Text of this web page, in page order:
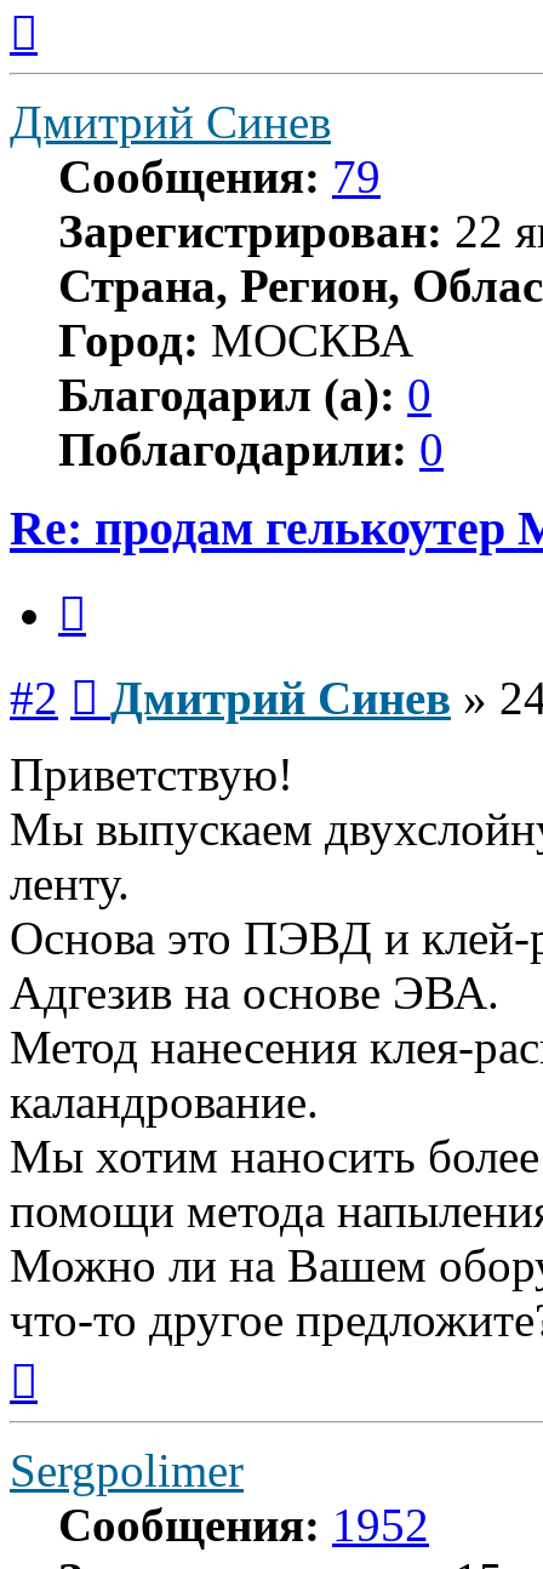
началу
Дмитрий Синев
Сообщения: 79
Зарегистрирован: 22
Страна, Регион,
Город: МОСКВА
Благодарил (а): 0
Поблагодарили: 0
Re: продам
#2 Дмитрий Синев »
Приветствую!
Мы выпускаем
ленту.
Основа это ПЭВД и клей-
Адгезив на основе ЭВА.
Метод нанесения клея-
каландрование.
Мы хотим наносить
помощи метода
Можно ли на Вашем
что-то другое
началу
Sergpolimer
Сообщения: 1952